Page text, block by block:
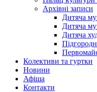
Архівні записи
Дитяча
Дитяча
Дитяча
Колективи та гуртки
Новини
Афіша
Контакти